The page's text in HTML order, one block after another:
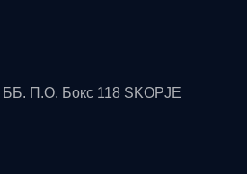
ББ. П.О. Бокс 118 SKOPJE